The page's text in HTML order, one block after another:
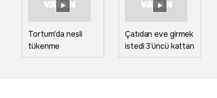
Tortum'da nesli
tükenme
tehlikesinde olan
Çatıdan eve girmek
istedi 3’üncü kattan
düştü! Dehşet